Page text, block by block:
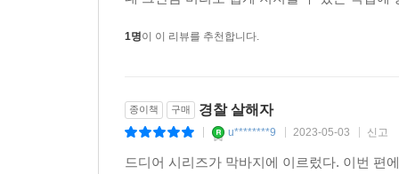
1명이 이 리뷰를 추천합니다.
종이책 구매 경찰 살해자
u********9 2023-05-03 신고
드디어 시리즈가 막바지에 이르렀다. 이번 편